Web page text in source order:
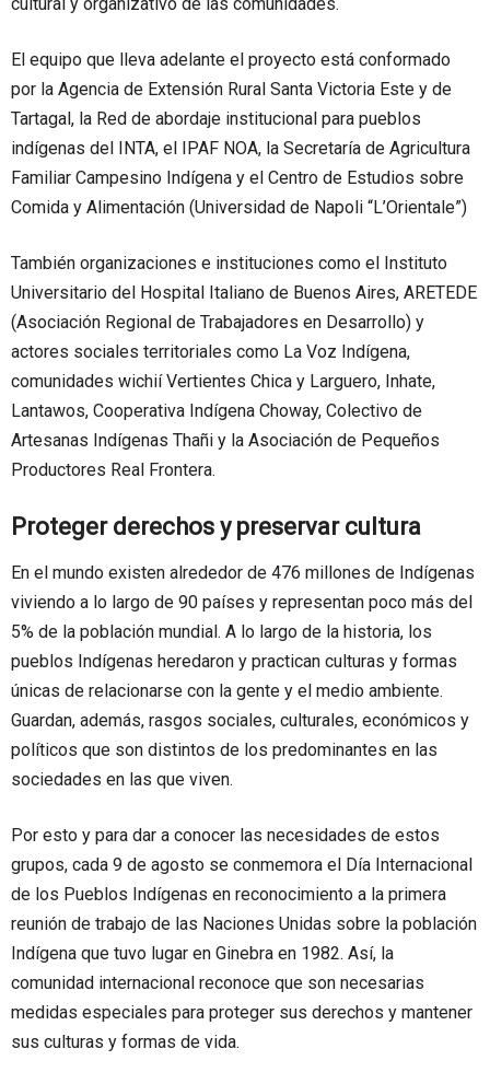
cultural y organizativo de las comunidades.
El equipo que lleva adelante el proyecto está conformado
por la Agencia de Extensión Rural Santa Victoria Este y de
Tartagal, la Red de abordaje institucional para pueblos
indígenas del INTA, el IPAF NOA, la Secretaría de Agricultura
Familiar Campesino Indígena y el Centro de Estudios sobre
Comida y Alimentación (Universidad de Napoli “L’Orientale”)
También organizaciones e instituciones como el Instituto
Universitario del Hospital Italiano de Buenos Aires, ARETEDE
(Asociación Regional de Trabajadores en Desarrollo) y
actores sociales territoriales como La Voz Indígena,
comunidades wichií Vertientes Chica y Larguero, Inhate,
Lantawos, Cooperativa Indígena Choway, Colectivo de
Artesanas Indígenas Thañi y la Asociación de Pequeños
Productores Real Frontera.
Proteger derechos y preservar cultura
En el mundo existen alrededor de 476 millones de Indígenas
viviendo a lo largo de 90 países y representan poco más del
5% de la población mundial. A lo largo de la historia, los
pueblos Indígenas heredaron y practican culturas y formas
únicas de relacionarse con la gente y el medio ambiente.
Guardan, además, rasgos sociales, culturales, económicos y
políticos que son distintos de los predominantes en las
sociedades en las que viven.
Por esto y para dar a conocer las necesidades de estos
grupos, cada 9 de agosto se conmemora el Día Internacional
de los Pueblos Indígenas en reconocimiento a la primera
reunión de trabajo de las Naciones Unidas sobre la población
Indígena que tuvo lugar en Ginebra en 1982. Así, la
comunidad internacional reconoce que son necesarias
medidas especiales para proteger sus derechos y mantener
sus culturas y formas de vida.